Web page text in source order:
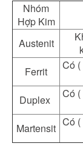
Nhóm
Hợp Kim
Austenit
Ferrit
Có
Duplex
Có
Martensit Có